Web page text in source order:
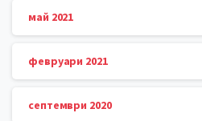
май 2021
февруари 2021
септември 2020